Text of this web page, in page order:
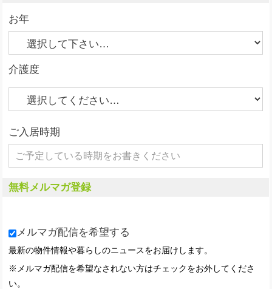
お年
介護度
ご入居時期
無料メルマガ登録
メルマガ配信を希望する
最新の物件情報や暮らしのニュースをお届けします。
※メルマガ配信を希望なされない方はチェックをお外してくださ
い。